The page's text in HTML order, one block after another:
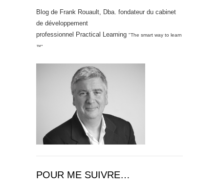
Blog de Frank Rouault, Dba. fondateur du cabinet
de développement
professionnel Practical Learning "The smart way to learn
™"
POUR ME SUIVRE…